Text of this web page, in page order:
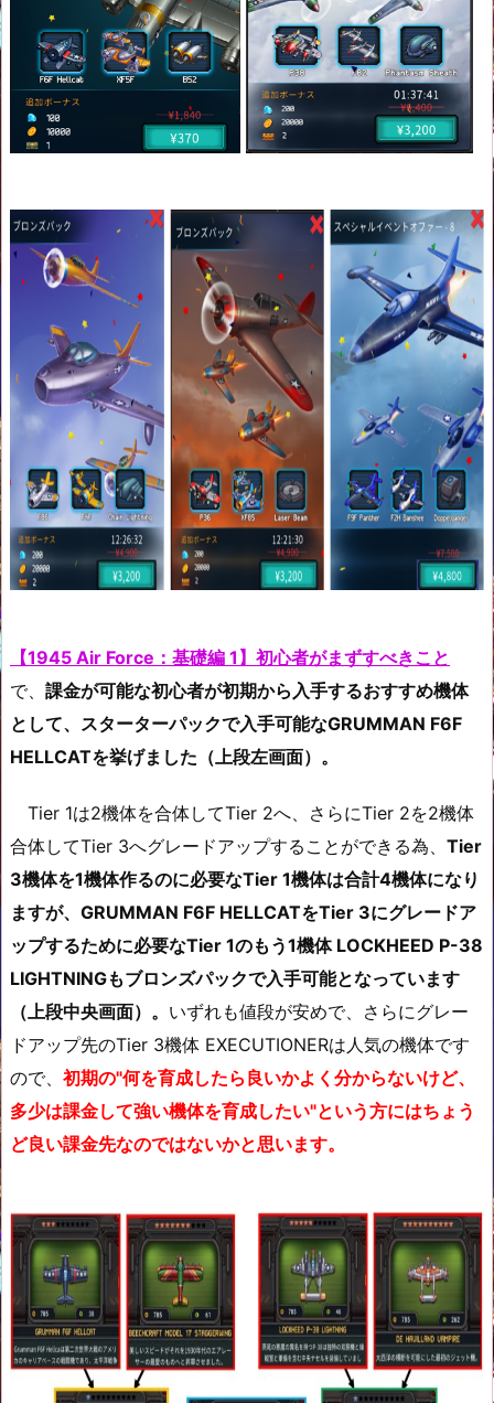
【1945 Air Force：基礎編 1】初心者がまずすべきこと
で、 課金が可能な初心者が初期から入手するおすすめ機体
として、スターターパックで入手可能なGRUMMAN F6F
HELLCATを挙げました（上段左画面）。
Tier 1は2機体を合体してTier 2へ、さらにTier 2を2機体
合体してTier 3へグレードアップすることができる為、 Tier
3機体を1機体作るのに必要なTier 1機体は合計4機体になり
ますが、 GRUMMAN F6F HELLCATをTier 3にグレードア
ップするために必要なTier 1のもう1機体 LOCKHEED P-38
LIGHTNINGもブロンズパックで入手可能となっています
（上段中央画面）。 いずれも値段が安めで、さらにグレー
ドアップ先のTier 3機体 EXECUTIONERは人気の機体です
ので、 初期の"何を育成したら良いかよく分からないけど、
多少は課金して強い機体を育成したい"という方にはちょう
ど良い課金先なのではないかと思います。